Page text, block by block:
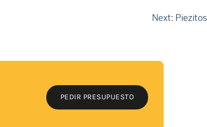
Next: Piezitos
PEDIR PRESUPUESTO
PEDIR PRESUPUESTO